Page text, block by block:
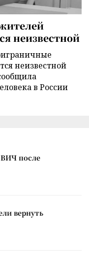
неизвестной
неизвестной
в России
после
вернуть